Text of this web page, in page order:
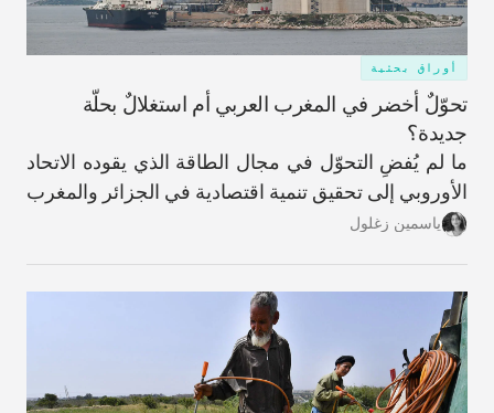
أوراق بحثية
تحوّلٌ أخضر في المغرب العربي أم استغلالٌ بحلّة
جديدة؟
ما لم يُفضِ التحوّل في مجال الطاقة الذي يقوده الاتحاد
الأوروبي إلى تحقيق تنمية اقتصادية في الجزائر والمغرب
وتونس، فقد يُنظر إلى هذه العملية على أنها نمطٌ
ياسمين زغلول